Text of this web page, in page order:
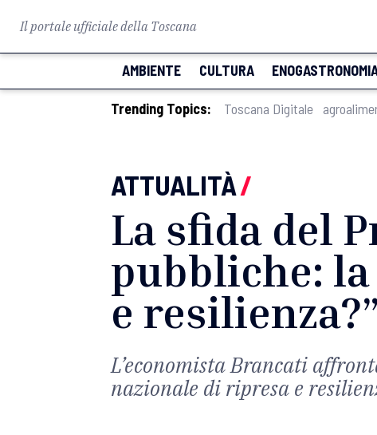
Il portale ufficiale della Toscana
AMBIENTE CULTURA
Trending Topics: Toscana Digitale
ATTUALITÀ/
La sfida del
pubbliche:
e resilienza?”
L’economista Brancati
nazionale di ripresa e